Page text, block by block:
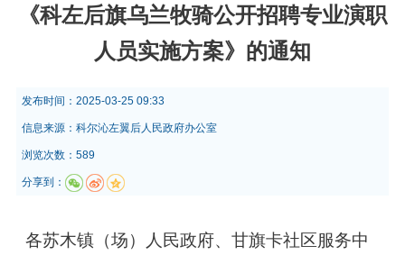
《科左后旗乌兰牧骑公开招聘专业演职
人员实施方案》的通知
发布时间： 2025-03-25 09:33
信息来源： 科尔沁左翼后人民政府办公室
浏览次数：589
分享到：
各苏木镇（场）人民政府、甘旗卡社区服务中